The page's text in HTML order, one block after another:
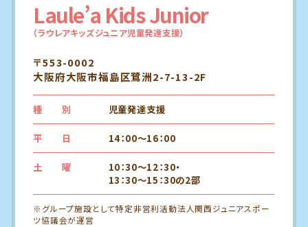
Laule’a Kids Junior
（ラウレアキッズジュニア児童発達支援）
〒553-0002
大阪府大阪市福島区鷺洲2-7-13-2F
種 別 児童発達支援
平 日 14：00～16：00
土 曜
10：30～12：30・
13：30～15：30の2部
※グループ施設として特定非営利活動法人関西ジュニアスポー
ツ協議会が運営